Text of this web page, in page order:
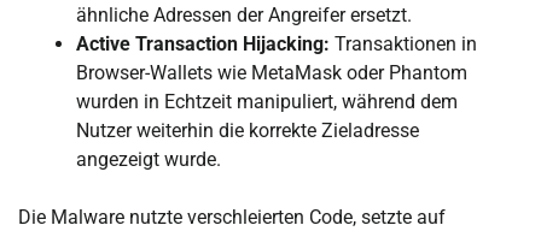
ähnliche Adressen der Angreifer ersetzt.
Active Transaction Hijacking: Transaktionen in
Browser-Wallets wie MetaMask oder Phantom
wurden in Echtzeit manipuliert, während dem
Nutzer weiterhin die korrekte Zieladresse
angezeigt wurde.
Die Malware nutzte verschleierten Code, setzte auf